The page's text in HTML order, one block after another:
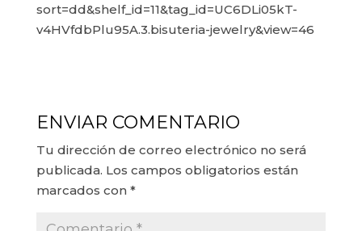
sort=dd&shelf_id=11&tag_id=UC6DLi05kT-
v4HVfdbPlu95A.3.bisuteria-jewelry&view=46
ENVIAR COMENTARIO
Tu dirección de correo electrónico no será
publicada. Los campos obligatorios están
marcados con *